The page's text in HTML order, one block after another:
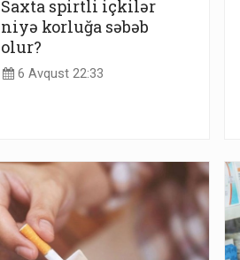
Saxta spirtli içkilər
niyə korluğa səbəb
olur?
6 Avqust 22:33